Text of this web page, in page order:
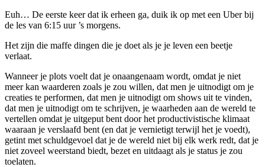
Euh… De eerste keer dat ik erheen ga, duik ik op met een Uber bij
de les van 6:15 uur ’s morgens.
Het zijn die maffe dingen die je doet als je je leven een beetje
verlaat.
Wanneer je plots voelt dat je onaangenaam wordt, omdat je niet
meer kan waarderen zoals je zou willen, dat men je uitnodigt om je
creaties te performen, dat men je uitnodigt om shows uit te vinden,
dat men je uitnodigt om te schrijven, je waarheden aan de wereld te
vertellen omdat je uitgeput bent door het productivistische klimaat
waaraan je verslaafd bent (en dat je vernietigt terwijl het je voedt),
getint met schuldgevoel dat je de wereld niet bij elk werk redt, dat je
niet zoveel weerstand biedt, bezet en uitdaagt als je status je zou
toelaten.